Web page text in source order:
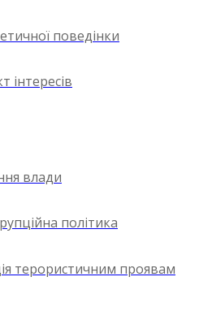
поведінки
інтересів
влади
політика
терористичним проявам